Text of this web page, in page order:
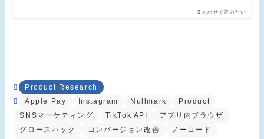
あわせて読みたい
Product Research
Apple Pay
Instagram Nullmark
Product
SNSマーケティング
TikTok API
アプリ内ブラウザ
グロースハック
コンバージョン改善
ノーコード